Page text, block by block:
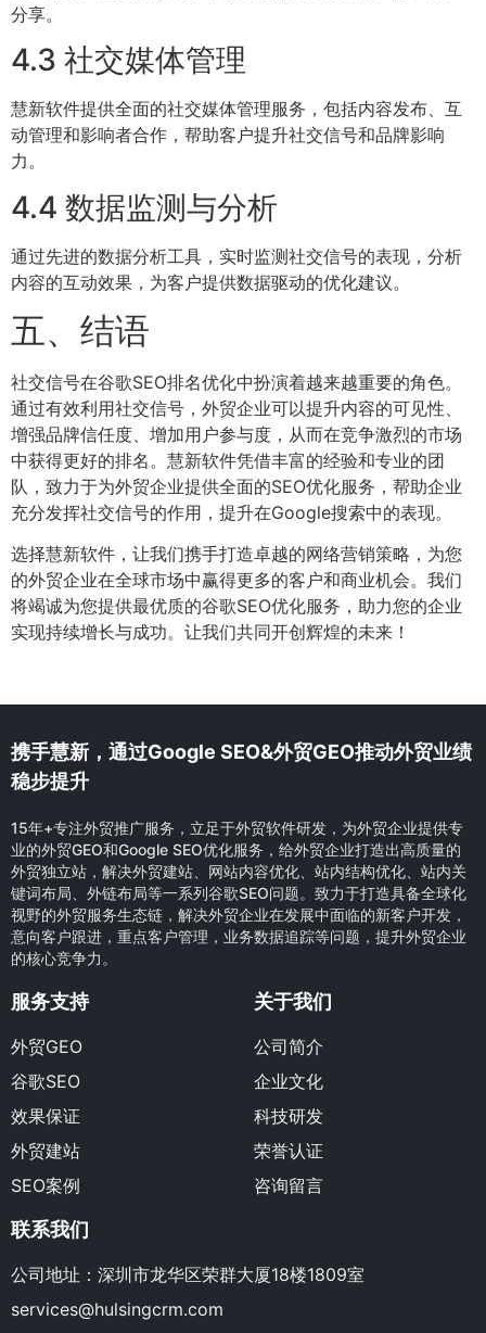
分享。
4.3 社交媒体管理
慧新软件提供全面的社交媒体管理服务，包括内容发布、互
动管理和影响者合作，帮助客户提升社交信号和品牌影响
力。
4.4 数据监测与分析
通过先进的数据分析工具，实时监测社交信号的表现，分析
内容的互动效果，为客户提供数据驱动的优化建议。
五、结语
社交信号在谷歌SEO排名优化中扮演着越来越重要的角色。
通过有效利用社交信号，外贸企业可以提升内容的可见性、
增强品牌信任度、增加用户参与度，从而在竞争激烈的市场
中获得更好的排名。慧新软件凭借丰富的经验和专业的团
队，致力于为外贸企业提供全面的SEO优化服务，帮助企业
充分发挥社交信号的作用，提升在Google搜索中的表现。
选择慧新软件，让我们携手打造卓越的网络营销策略，为您
的外贸企业在全球市场中赢得更多的客户和商业机会。我们
将竭诚为您提供最优质的谷歌SEO优化服务，助力您的企业
实现持续增长与成功。让我们共同开创辉煌的未来！
携手慧新，通过Google SEO&外贸GEO推动外贸业绩
稳步提升
15年+专注外贸推广服务，立足于外贸软件研发，为外贸企业提供专
业的外贸GEO和Google SEO优化服务，给外贸企业打造出高质量的
外贸独立站，解决外贸建站、网站内容优化、站内结构优化、站内关
键词布局、外链布局等一系列谷歌SEO问题。致力于打造具备全球化
视野的外贸服务生态链，解决外贸企业在发展中面临的新客户开发，
意向客户跟进，重点客户管理，业务数据追踪等问题，提升外贸企业
的核心竞争力。
服务支持
外贸GEO
谷歌SEO
效果保证
外贸建站
SEO案例
关于我们
公司简介
企业文化
科技研发
荣誉认证
咨询留言
联系我们
公司地址：深圳市龙华区荣群大厦18楼1809室
services@hulsingcrm.com